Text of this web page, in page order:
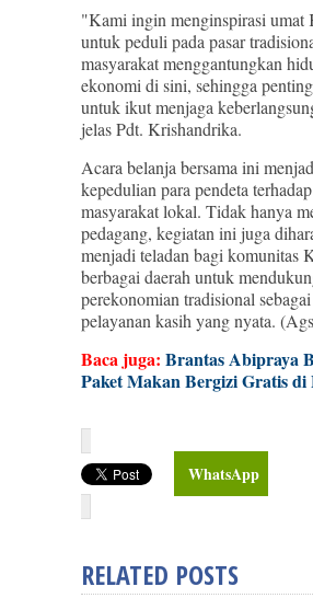
"Kami ingin menginspirasi umat
untuk peduli pada pasar
masyarakat menggantungkan
ekonomi di sini, sehingga
untuk ikut menjaga
jelas Pdt. Krishandrika.
Acara belanja bersama ini
kepedulian para pendeta
masyarakat lokal. Tidak hanya
pedagang, kegiatan ini juga
menjadi teladan bagi komunitas
berbagai daerah untuk
perekonomian tradisional
pelayanan kasih yang nyata.
Baca juga: Brantas Abipraya
Paket Makan Bergizi Gratis di
WhatsApp
RELATED POSTS